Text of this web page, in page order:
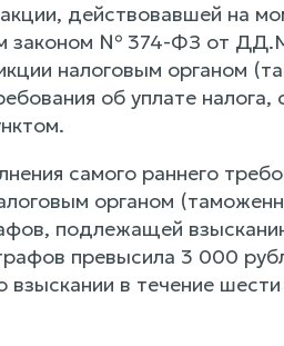
действовавшей на
законом № 374-ФЗ от
налоговым органом
об уплате
самого раннего
органом
подлежащей
превысила 3 000
в течение